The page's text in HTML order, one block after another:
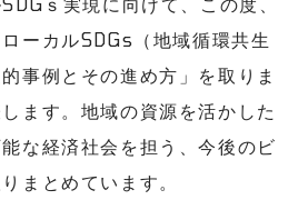
ーカルSDGs（地域循環共生
事例とその進め方」を取りま
ます。地域の資源を活かした
な経済社会を担う、今後のビ
まとめています。